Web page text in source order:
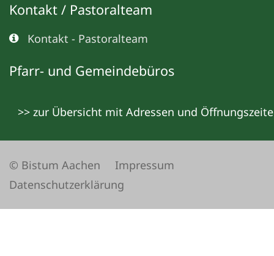
Kontakt / Pastoralteam
Kontakt - Pastoralteam
Pfarr- und Gemeindebüros
>> zur Übersicht mit Adressen und
© Bistum Aachen
Impressum
Datenschutzerklärung